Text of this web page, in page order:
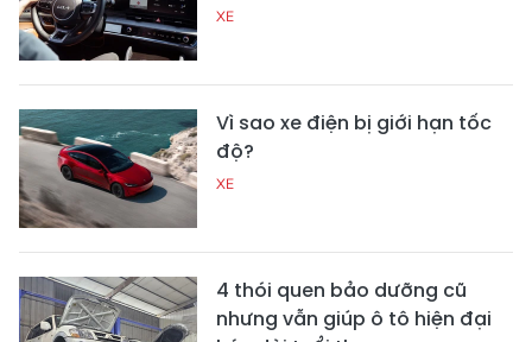
XE
Vì sao xe điện bị giới hạn tốc
độ?
XE
4 thói quen bảo dưỡng cũ
nhưng vẫn giúp ô tô hiện đại